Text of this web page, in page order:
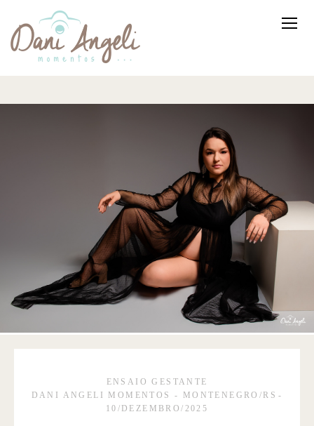
ENSAIO GESTANTE
DANI ANGELI MOMENTOS - MONTENEGRO/RS
10/DEZEMBRO/2025